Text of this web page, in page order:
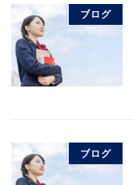
ブログ
ブログ